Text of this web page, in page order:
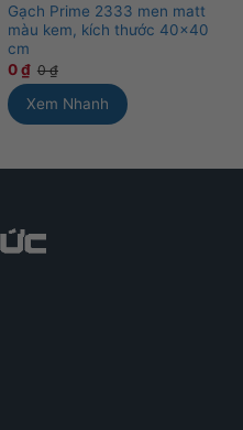
Gạch Prime 2333 men matt
màu kem, kích thước 40×40
cm
0₫ 0₫
Xem Nhanh